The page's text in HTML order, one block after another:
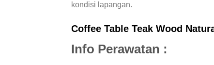
kondisi lapangan.
Coffee Table Teak Wood
Info Perawatan :